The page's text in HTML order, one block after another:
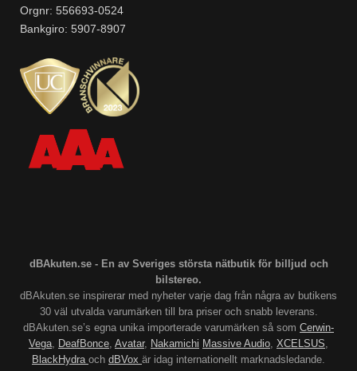
Orgnr: 556693-0524
Bankgiro: 5907-8907
dBAkuten.se - En av Sveriges största nätbutik för billjud och
bilstereo.
dBAkuten.se inspirerar med nyheter varje dag från några av butikens
30 väl utvalda varumärken till bra priser och snabb leverans.
dBAkuten.se’s egna unika importerade varumärken så som Cerwin-
Vega, DeafBonce, Avatar, Nakamichi Massive Audio, XCELSUS,
BlackHydra och dBVox är idag internationellt marknadsledande.